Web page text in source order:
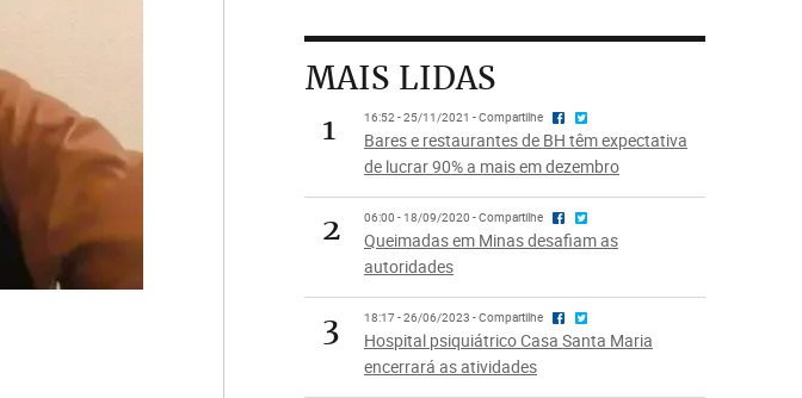
MAIS LIDAS
1
16:52 - 25/11/2021 - Compartilhe
Bares e restaurantes de BH têm expectativa
de lucrar 90% a mais em dezembro
2 06:00 - 18/09/2020 - Compartilhe
Queimadas em Minas desafiam as
autoridades
3 18:17 - 26/06/2023 - Compartilhe
Hospital psiquiátrico Casa Santa Maria
encerrará as atividades